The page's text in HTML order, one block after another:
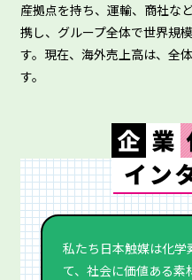
産拠点を持ち、運輸、商社な
携し、グループ全体で世界規
す。現在、海外売上高は、全
す。
私たち日本触媒は化学
て、社会に価値ある素